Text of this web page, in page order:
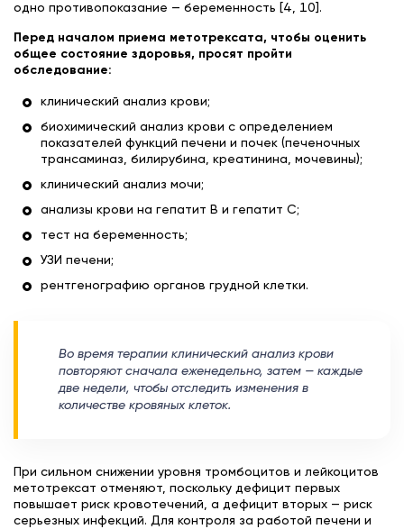
одно противопоказание — беременность [4, 10].
Перед началом приема метотрексата, чтобы оценить
общее состояние здоровья, просят пройти
обследование:
клинический анализ крови;
биохимический анализ крови с определением
показателей функций печени и почек (печеночных
трансаминаз, билирубина, креатинина, мочевины);
клинический анализ мочи;
анализы крови на гепатит В и гепатит С;
тест на беременность;
УЗИ печени;
рентгенографию органов грудной клетки.
Во время терапии клинический анализ крови
повторяют сначала еженедельно, затем — каждые
две недели, чтобы отследить изменения в
количестве кровяных клеток.
При сильном снижении уровня тромбоцитов и лейкоцитов
метотрексат отменяют, поскольку дефицит первых
повышает риск кровотечений, а дефицит вторых — риск
серьезных инфекций. Для контроля за работой печени и